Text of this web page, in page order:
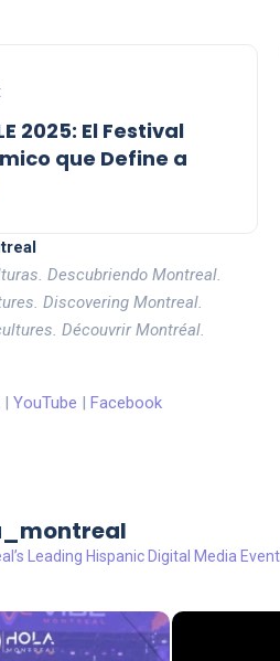
2025: El Festival
que Define a
Descubriendo Montreal.
Discovering Montreal.
Découvrir Montréal.
| YouTube | Facebook
Leading Hispanic Digital Media